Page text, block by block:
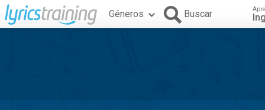
Géneros Buscar